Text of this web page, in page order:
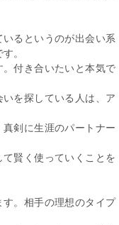
るというのが出会い系
。
付き合いたいと本気で
を探している人は、ア
剣に生涯のパートナー
賢く使っていくことを
。相手の理想のタイプ